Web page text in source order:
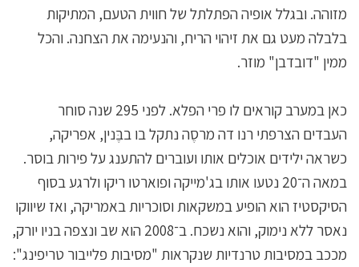
מזוהה. ובגלל אופיה הפתלתל של חווית הטעם, המתיקות
בלבלה מעט גם את זיהוי הריח, והנעימה את הצחנה. והכל
ממין "דובדבן" מוזר.
כאן במערב קוראים לו פרי הפלא. לפני 295 שנה סוחר
העבדים הצרפתי רנו דה מרסֶה נתקל בו בבֶּנין, אפריקה,
כשראה ילידים אוכלים אותו ועוברים להתענג על פירות בוסר.
במאה ה־20 נטעו אותו בג'מייקה ופוארטו ריקו ולרגע בסוף
הסיקסטיז הוא הופיע במשקאות וסוכריות באמריקה, ואז שיווקו
נאסר ללא נימוק, והוא נשכח. ב־2008 הוא שב ונצפה בניו יורק,
מככב במסיבות טרנדיות שנקראות "מסיבות פלייבור טריפינג":